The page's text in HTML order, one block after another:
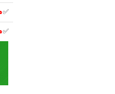
✅
✅